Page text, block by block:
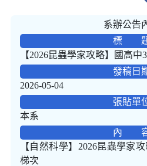
系辦公告
標
【2026昆蟲學家攻略】國高中
發稿日
2026-05-04
張貼單
本系
內
【自然科學】2026昆蟲學家
梯次